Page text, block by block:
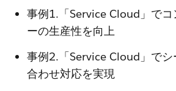
事例1.「Service Cloud」でコ
ーの生産性を向上
事例2.「Service Cloud」でシ
合わせ対応を実現